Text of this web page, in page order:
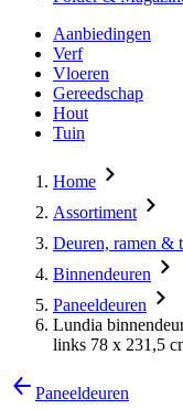
Aanbiedingen
Verf
Vloeren
Gereedschap
Hout
Tuin
Home
Assortiment
Deuren, ramen &
Binnendeuren
Paneeldeuren
Lundia
links 78 x 231,5
Paneeldeuren